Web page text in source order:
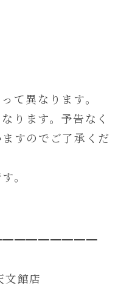
て異なります。
ります。予告なく
すのでご了承くだ
。
館店